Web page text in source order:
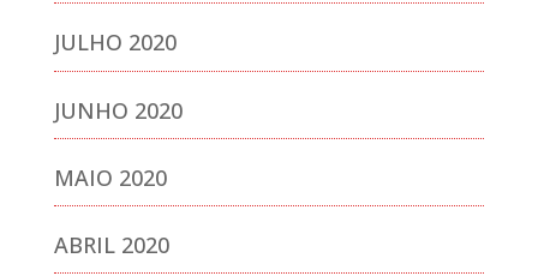
JULHO 2020
JUNHO 2020
MAIO 2020
ABRIL 2020